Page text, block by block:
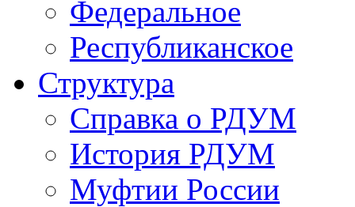
Федеральное
Республиканское
Структура
Справка о РДУМ
История РДУМ
Муфтии России